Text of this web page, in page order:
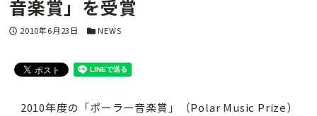
音楽賞」を受賞
投稿日
2010年6月23日 カテゴリー
NEWS
2010年度の「ポーラー音楽賞」（Polar Music Prize）